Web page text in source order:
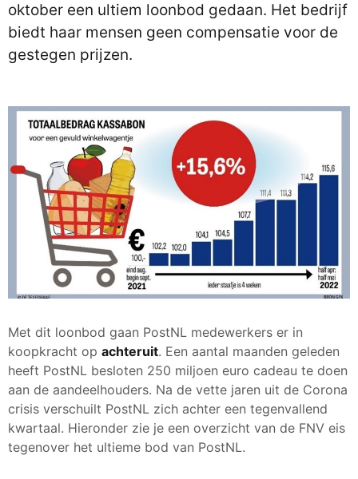
oktober een ultiem loonbod gedaan. Het bedrijf
biedt haar mensen geen compensatie voor de
gestegen prijzen.
Met dit loonbod gaan PostNL medewerkers er in
koopkracht op achteruit. Een aantal maanden geleden
heeft PostNL besloten 250 miljoen euro cadeau te doen
aan de aandeelhouders. Na de vette jaren uit de Corona
crisis verschuilt PostNL zich achter een tegenvallend
kwartaal. Hieronder zie je een overzicht van de FNV eis
tegenover het ultieme bod van PostNL.